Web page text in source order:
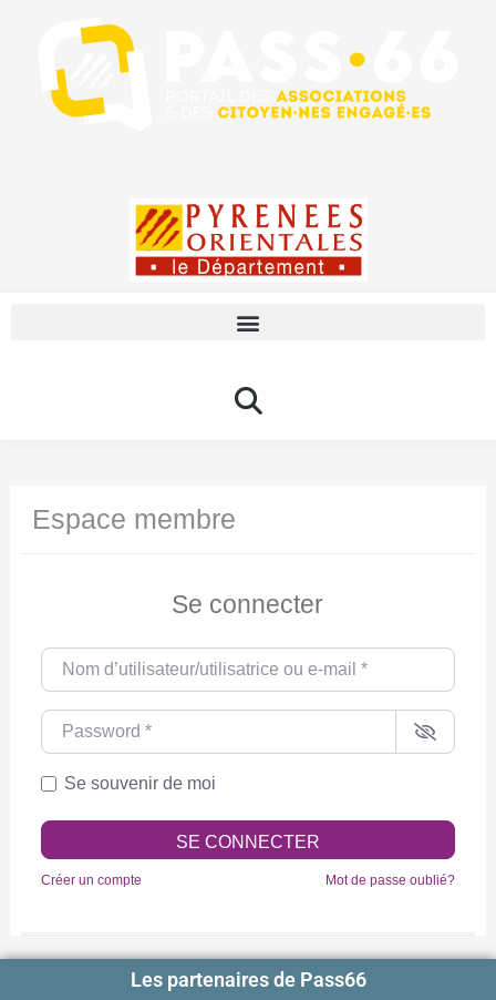
Espace membre
Se connecter
Nom d’utilisateur/utilisatrice ou e-mail
Password
Se souvenir de moi
SE CONNECTER
Créer un compte Mot de passe oublié?
Les partenaires de Pass66